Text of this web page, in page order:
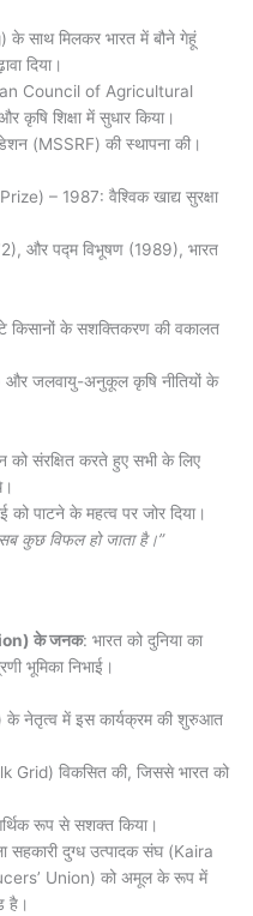
के साथ मिलकर भारत में बौने गेहूं
दिया।
Council of Agricultural
कृषि शिक्षा में सुधार किया।
(MSSRF) की स्थापना की।
– 1987: वैश्विक खाद्य सुरक्षा
और पद्म विभूषण (1989), भारत
किसानों के सशक्तिकरण की वकालत
और जलवायु-अनुकूल कृषि नीतियों के
को संरक्षित करते हुए सभी के लिए
को पाटने के महत्व पर जोर दिया।
सब कुछ विफल हो जाता है।”
के जनक: भारत को दुनिया का
भूमिका निभाई।
के नेतृत्व में इस कार्यक्रम की शुरुआत
Grid) विकसित की, जिससे भारत को
रूप से सशक्त किया।
सहकारी दुग्ध उत्पादक संघ (Kaira
Union) को अमूल के रूप में
है।